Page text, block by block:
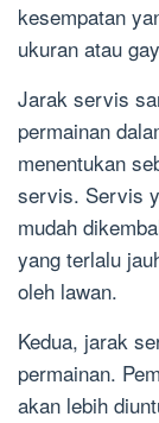
kesempatan
ukuran atau
Jarak servis
permainan
menentukan
servis. Servis
mudah
yang terlalu
oleh lawan.
Kedua, jarak
permainan.
akan lebih